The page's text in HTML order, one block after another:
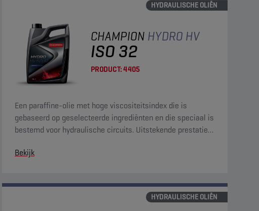
HYDRAULISCHE OLIËN
CHAMPION HYDRO HV
ISO 32
PRODUCT:4405
Een paraffine-olie met hoge viscositeitsindex die is
gebaseerd op geselecteerde ingrediënten en die speciaal is
bestemd voor hydraulische circuits. Uitstekende prestaties
Bekijk
HYDRAULISCHE OLIËN